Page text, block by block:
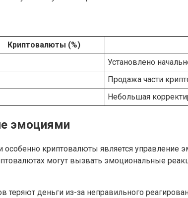
Криптовалюты (%)
Установлено
Продажа части
Небольшая
эмоциями
криптовалюты является
могут вызвать эмоциональные
теряют деньги из-за неправильного